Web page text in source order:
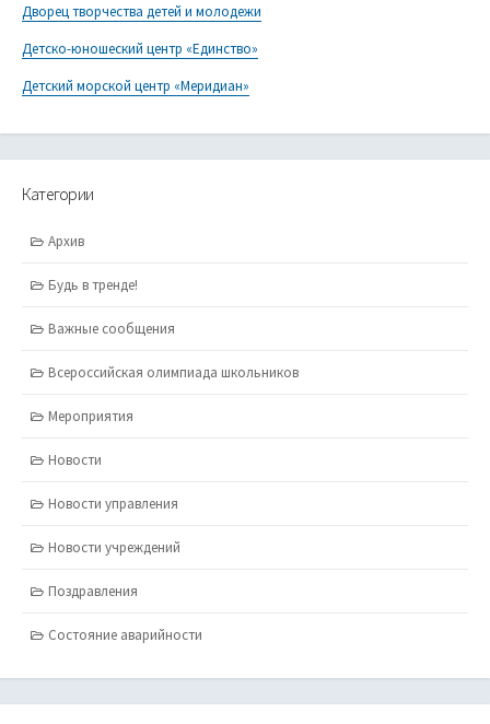
Дворец творчества детей и молодежи
Детско-юношеский центр «Единство»
Детский морской центр «Меридиан»
Категории
Архив
Будь в тренде!
Важные сообщения
Всероссийская олимпиада школьников
Мероприятия
Новости
Новости управления
Новости учреждений
Поздравления
Состояние аварийности